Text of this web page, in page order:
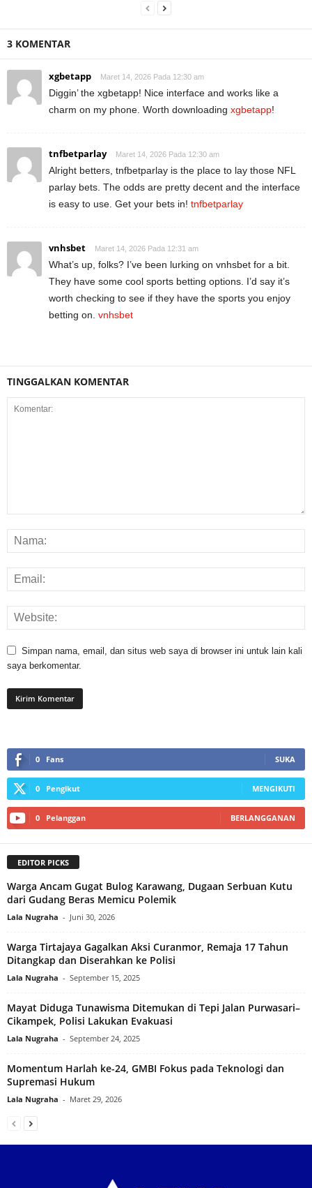
3 KOMENTAR
xgbetapp Maret 14, 2026 Pada 12:30 am
Diggin’ the xgbetapp! Nice interface and works like a
charm on my phone. Worth downloading xgbetapp!
tnfbetparlay Maret 14, 2026 Pada 12:30 am
Alright betters, tnfbetparlay is the place to lay those NFL
parlay bets. The odds are pretty decent and the interface
is easy to use. Get your bets in! tnfbetparlay
vnhsbet Maret 14, 2026 Pada 12:31 am
What’s up, folks? I’ve been lurking on vnhsbet for a bit.
They have some cool sports betting options. I’d say it’s
worth checking to see if they have the sports you enjoy
betting on. vnhsbet
TINGGALKAN KOMENTAR
Simpan nama, email, dan situs web saya di browser ini untuk lain kali
saya berkomentar.
0 Fans SUKA
0 Pengikut MENGIKUTI
0 Pelanggan BERLANGGANAN
EDITOR PICKS
Warga Ancam Gugat Bulog Karawang, Dugaan Serbuan Kutu
dari Gudang Beras Memicu Polemik
Lala Nugraha - Juni 30, 2026
Warga Tirtajaya Gagalkan Aksi Curanmor, Remaja 17 Tahun
Ditangkap dan Diserahkan ke Polisi‎
Lala Nugraha - September 15, 2025
Mayat Diduga Tunawisma Ditemukan di Tepi Jalan Purwasari–
Cikampek, Polisi Lakukan Evakuasi
Lala Nugraha - September 24, 2025
Momentum Harlah ke-24, GMBI Fokus pada Teknologi dan
Supremasi Hukum
Lala Nugraha - Maret 29, 2026